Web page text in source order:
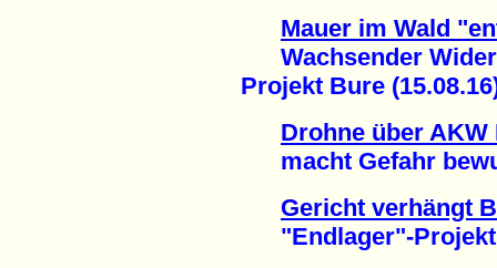
Mauer im Wald
Wachsender
Projekt Bure
Drohne über AKW
macht Gefahr
Gericht verhängt
"Endlager"-Projekt